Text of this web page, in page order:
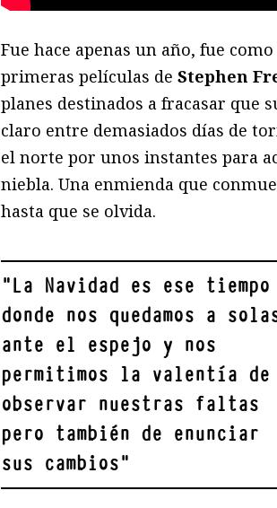
Fue hace apenas un año, fue
primeras películas de Stephen
planes destinados a fracasar que
claro entre demasiados días de
el norte por unos instantes para
niebla. Una enmienda que
hasta que se olvida.
"La Navidad es ese tiempo
donde nos quedamos a
ante el espejo y nos
permitimos la valentía de
observar nuestras faltas
pero también de enunciar
sus cambios"